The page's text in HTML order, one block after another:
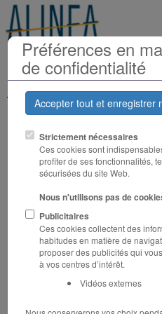
Préférences en
de confidentialité
Accepter tout et enregistrer
Strictement nécessaires
Ces cookies sont
profiter de ses fonctionnalités,
sécurisées du site Web.
Nous n'utilisons pas de
Publicitaires
Ces cookies collectent des
habitudes en matière de
proposer des publicités qui
à vos centres d’intérêt.
Vidéos externes
Accompagne vos CSE et
ACCUEIL
ÉDITO
QUI SOMMES -
ASSISTANCE AU
LES FORMATIONS
L'ESSENTIEL DU
STAGES INTER
ÉTUDES &
NOS CONFÉRENCES
NOS